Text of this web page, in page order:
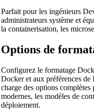
🔗Related Tools
📝Formateurs &
🔧 OUTILS
HTML Beautifier
CSS Beautifier
Parfait pour les ingénieurs
administrateurs système et
la containerisation, les
Options de
Configurez le formatage
Docker et aux préférences
charge des options
modernes, les modèles de
déploiement.